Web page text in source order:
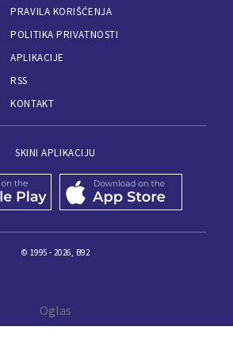
PRAVILA KORIŠĆENJA
POLITIKA PRIVATNOSTI
APLIKACIJE
RSS
KONTAKT
SKINI APLIKACIJU
© 1995 - 2026, B92